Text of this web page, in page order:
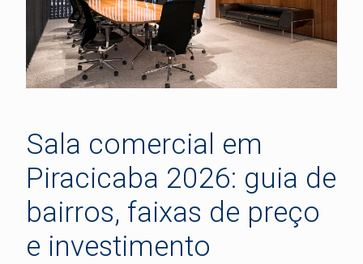
Sala comercial em
Piracicaba 2026: guia de
bairros, faixas de preço
e investimento